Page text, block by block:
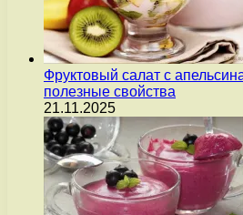
Фруктовый салат с
полезные свойства
21.11.2025